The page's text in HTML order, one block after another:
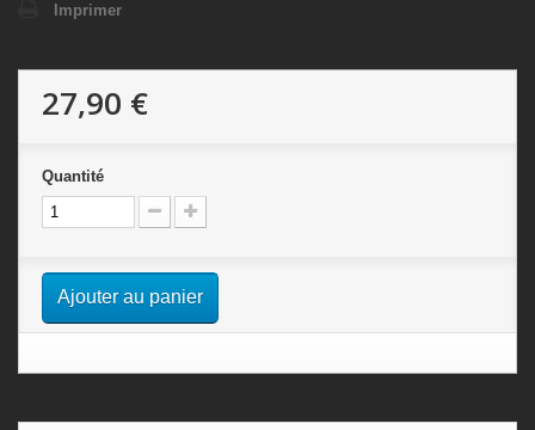
Imprimer
27,90 €
Quantité
Ajouter au panier